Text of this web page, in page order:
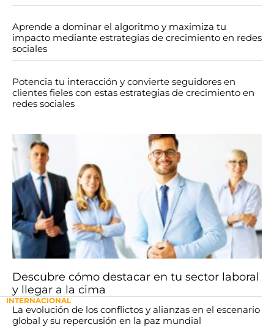
Aprende a dominar el algoritmo y maximiza tu
impacto mediante estrategias de crecimiento en redes
sociales
Potencia tu interacción y convierte seguidores en
clientes fieles con estas estrategias de crecimiento en
redes sociales
Descubre cómo destacar en tu sector laboral
y llegar a la cima
INTERNACIONAL
La evolución de los conflictos y alianzas en el escenario
global y su repercusión en la paz mundial